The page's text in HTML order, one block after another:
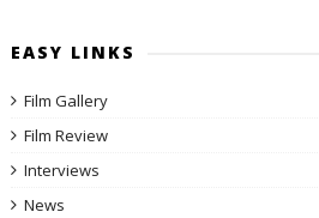
EASY LINKS
Film Gallery
Film Review
Interviews
News